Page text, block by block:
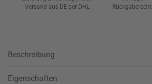
Versand aus DE per DHL
Rückgaberecht
Beschreibung
Eigenschaften